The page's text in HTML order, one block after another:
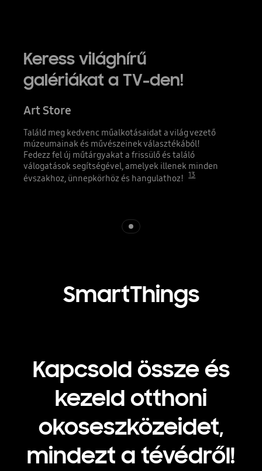
Keress világhírű
galériákat a TV-den!
Art Store
Találd meg kedvenc műalkotásaidat a világ vezető
múzeumainak és művészeinek választékából!
Fedezz fel új műtárgyakat a frissülő és találó
válogatások segítségével, amelyek illenek minden
évszakhoz, ünnepkörhöz és hangulathoz!
13
SmartThings
Kapcsold össze és
kezeld otthoni
okoseszközeidet,
mindezt a tévédről!